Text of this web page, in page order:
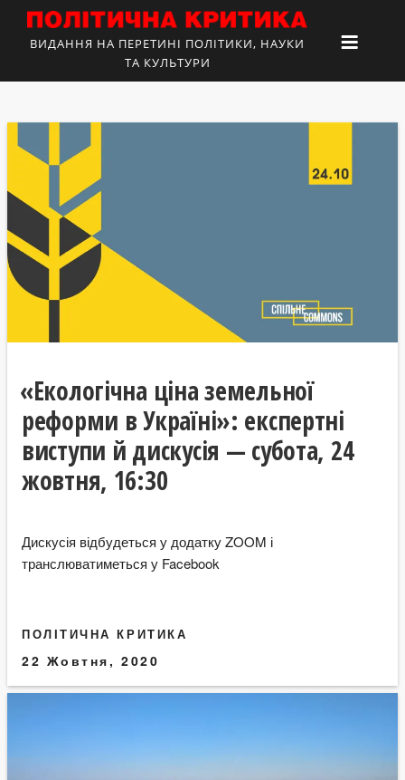
ВИДАННЯ НА ПЕРЕТИНІ ПОЛІТИКИ, НАУКИ
ТА КУЛЬТУРИ
«Екологічна ціна земельної
реформи в Україні»: експертні
виступи й дискусія — субота, 24
жовтня, 16:30
Дискусія відбудеться у додатку ZOOM і
транслюватиметься у Facebook
ПОЛІТИЧНА КРИТИКА
22 Жовтня, 2020